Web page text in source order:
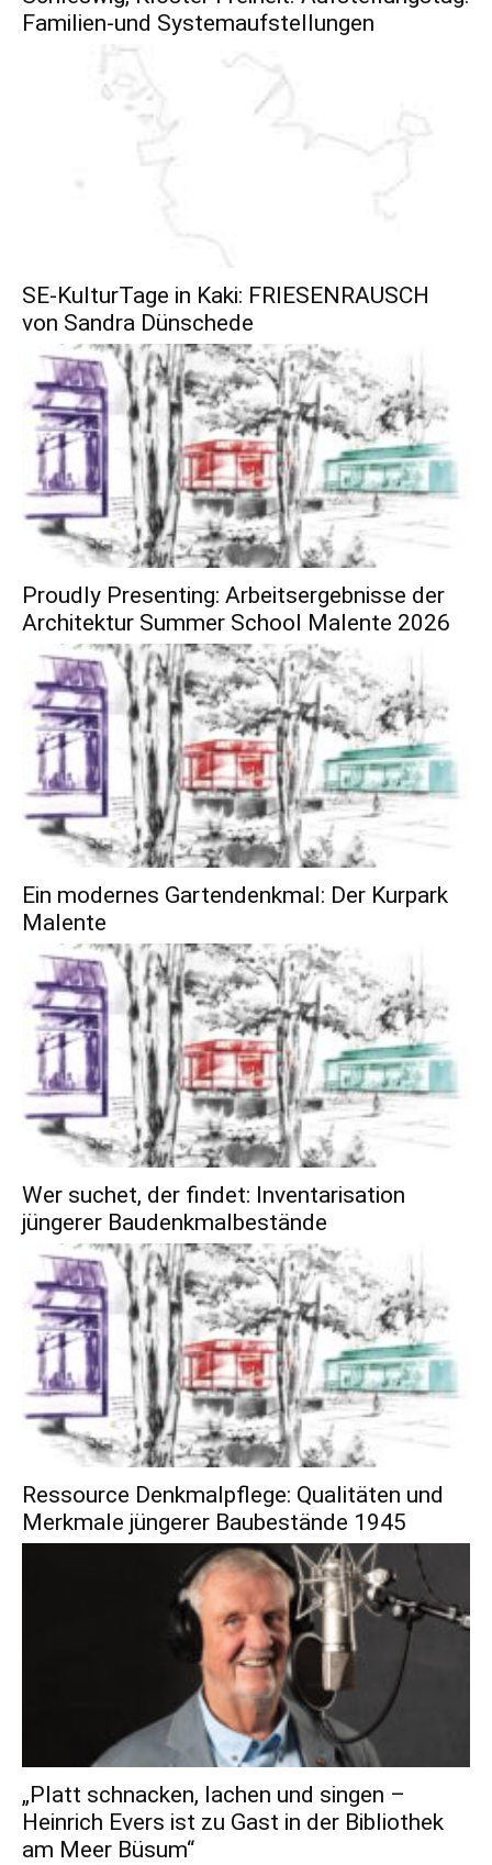
Familien-und Systemaufstellungen
SE-KulturTage in Kaki: FRIESENRAUSCH
von Sandra Dünschede
Proudly Presenting: Arbeitsergebnisse der
Architektur Summer School Malente 2026
Ein modernes Gartendenkmal: Der Kurpark
Malente
Wer suchet, der findet: Inventarisation
jüngerer Baudenkmalbestände
Ressource Denkmalpflege: Qualitäten und
Merkmale jüngerer Baubestände 1945
„Platt schnacken, lachen und singen –
Heinrich Evers ist zu Gast in der Bibliothek
am Meer Büsum“